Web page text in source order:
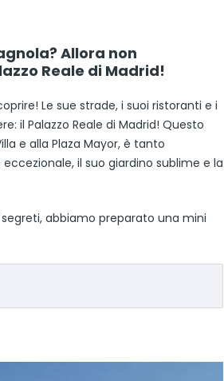
Allora non
Reale di Madrid!
Le sue strade, i suoi ristoranti e i
il Palazzo Reale di Madrid! Questo
e alla Plaza Mayor, è tanto
il suo giardino sublime e la
abbiamo preparato una mini